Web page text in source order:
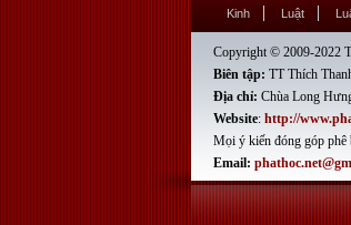
Kinh Luật
Copyright © 2009-2022
Biên tập: TT Thích
Địa chỉ: Chùa Long
Website: http://
Mọi ý kiến đóng góp
Email: